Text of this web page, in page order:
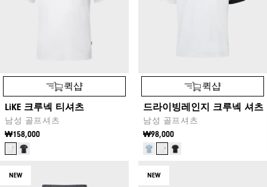
퀵샵
LiKE 크루넥 티셔츠
남성 골프셔츠
₩158,000
퀵샵
드라이빙레인지 크루넥 셔츠
남성 골프셔츠
₩98,000
NEW NEW